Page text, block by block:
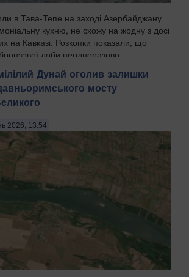
в Тава-Тепе на заході Азербайджану
кухню, не схожу на жодну з досі
на Кавказі. Розкопки показали, що
доби неодноразово
протягом поколінь, а попередні...
Дунай оголив залишки
мосту
2026, 13:54